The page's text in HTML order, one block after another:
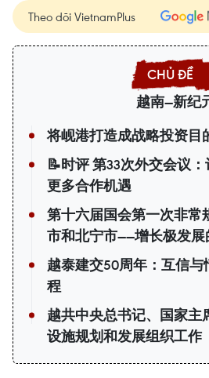
Theo dõi VietnamPlus
越南—新纪
将岘港打造成战略投资目
📝时评 第33次外交会议
更多合作机遇
第十六届国会第一次非常
市和北宁市——增长极发展
越泰建交50周年：互信
程
越共中央总书记、国家主
设施规划和发展组织工作